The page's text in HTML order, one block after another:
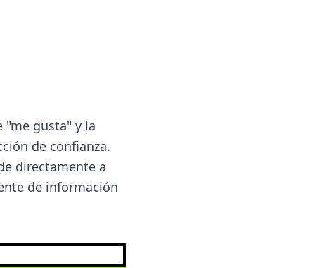
"me gusta" y la
de confianza.
directamente a
de información